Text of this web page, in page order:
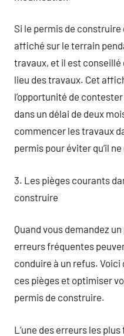
Si le permis de
affiché sur le terrain
travaux, et il est conseillé
lieu des travaux. Cet
l’opportunité de
dans un délai de deux
commencer les travaux
permis pour éviter qu’il
3. Les pièges courants
construire
Quand vous demandez
erreurs fréquentes
conduire à un refus.
ces pièges et optimiser
permis de construire.
L’une des erreurs les